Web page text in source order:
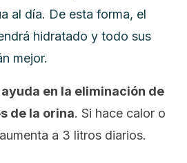
al día. De esta forma, el
hidratado y todo sus
mejor.
en la eliminación de
de la orina. Si hace calor o
a 3 litros diarios.